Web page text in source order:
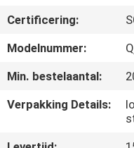
CONTACTEER
ONS
Certificering:
Modelnummer:
Min. bestelaantal:
Verpakking Details: